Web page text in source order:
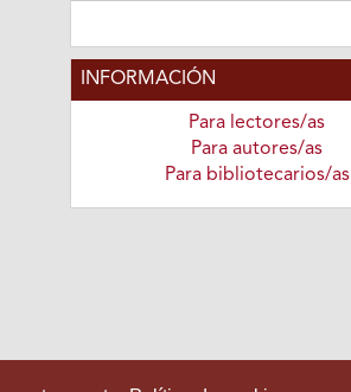
INFORMACIÓN
Para lectores/as
Para autores/as
Para bibliotecarios/as